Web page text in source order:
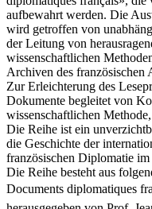
aufbewahrt werden. Die
wird getroffen von
der Leitung von
wissenschaftlichen
Archiven des französischen
Zur Erleichterung des
Dokumente begleitet von
wissenschaftlichen
Die Reihe ist ein
die Geschichte der
französischen Diplomatie
Die Reihe besteht aus
Documents diplomatiques